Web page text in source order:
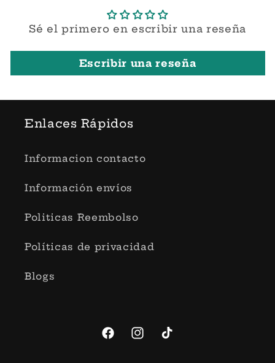
Sé el primero en escribir una reseña
Escribir una reseña
Enlaces Rápidos
Informacion contacto
Información envíos
Politicas Reembolso
Políticas de privacidad
Blogs
FacebookInstagram
TikTok